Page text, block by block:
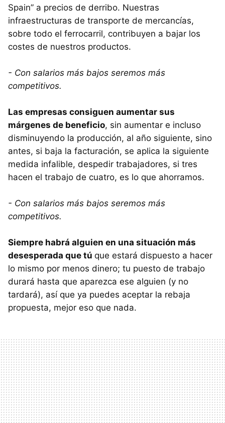
Spain” a precios de derribo. Nuestras
infraestructuras de transporte de mercancías,
sobre todo el ferrocarril, contribuyen a bajar los
costes de nuestros productos.
- Con salarios más bajos seremos más
competitivos.
Las empresas consiguen aumentar sus
márgenes de beneficio, sin aumentar e incluso
disminuyendo la producción, al año siguiente, sino
antes, si baja la facturación, se aplica la siguiente
medida infalible, despedir trabajadores, si tres
hacen el trabajo de cuatro, es lo que ahorramos.
- Con salarios más bajos seremos más
competitivos.
Siempre habrá alguien en una situación más
desesperada que tú que estará dispuesto a hacer
lo mismo por menos dinero; tu puesto de trabajo
durará hasta que aparezca ese alguien (y no
tardará), así que ya puedes aceptar la rebaja
propuesta, mejor eso que nada.